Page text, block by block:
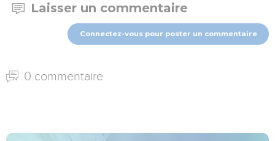
Laisser un commentaire
Connectez-vous pour poster un commentaire
0 commentaire